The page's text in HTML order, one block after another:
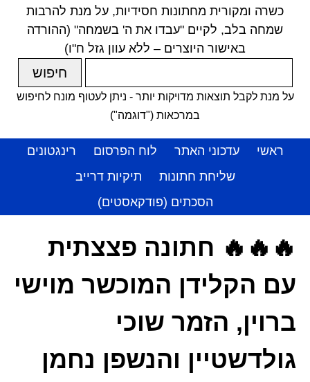
כשרה ומקורית מחתונות חסידיות, על מנת להרבות
שמחה בלב, לקיים "עבדו את ה' בשמחה" (ההורדה
באישור היוצרים – ללא עוון גזל ח"ו)
על מנת לקבל תוצאות מדויקות יותר - ניתן לעטוף מונח לחיפוש
במרכאות ("דוגמה")
ראשי עדכוני האתר לוח הפרסום
רינגטונים
שליחת חתונות
תיקיות דרייב
הסכתים (פודקאסטים)
🔥🔥🔥 חתונה פצצתית
עם הקלידן המוכשר מוישי
ברוין, הזמר שוכי
גולדשטיין והנשפן נחמן